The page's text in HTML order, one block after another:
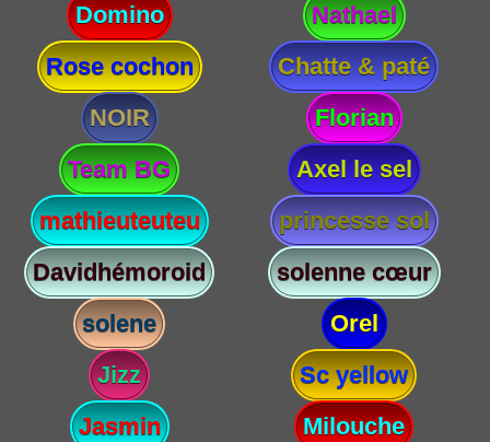
Domino
Nathael
Rose cochon
Chatte & paté
NOIR
Florian
Team BG
Axel le sel
mathieuteuteu
princesse sol
Davidhémoroid
solenne cœur
solene
Orel
Jizz
Sc yellow
Jasmin
Milouche